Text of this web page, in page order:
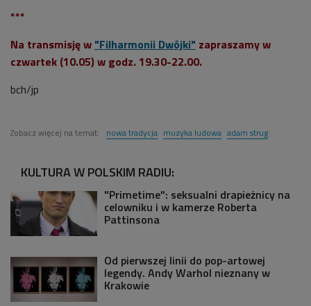
***
Na transmisję w "Filharmonii Dwójki" zapraszamy w
czwartek (10.05) w godz. 19.30-22.00.
bch/jp
Zobacz więcej na temat: nowa tradycja muzyka ludowa adam strug
KULTURA W POLSKIM RADIU:
"Primetime": seksualni drapieżnicy na
celowniku i w kamerze Roberta
Pattinsona
Od pierwszej linii do pop-artowej
legendy. Andy Warhol nieznany w
Krakowie